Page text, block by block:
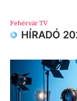
Fehérvár TV
HÍRADÓ